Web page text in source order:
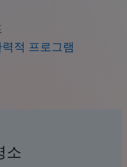
적 프로그램
소